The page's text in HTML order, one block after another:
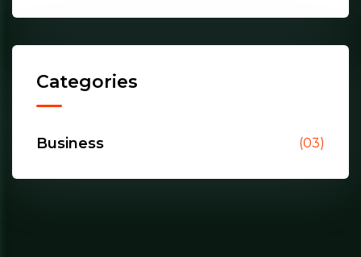
Categories
Business (03)